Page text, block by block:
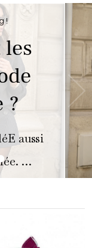
!
?
aussi
…